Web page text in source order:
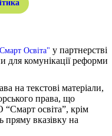
Освіта" у партнерстві
для комунікації реформи
на текстові матеріали,
права, що
“Смарт освіта”, крім
пряму вказівку на